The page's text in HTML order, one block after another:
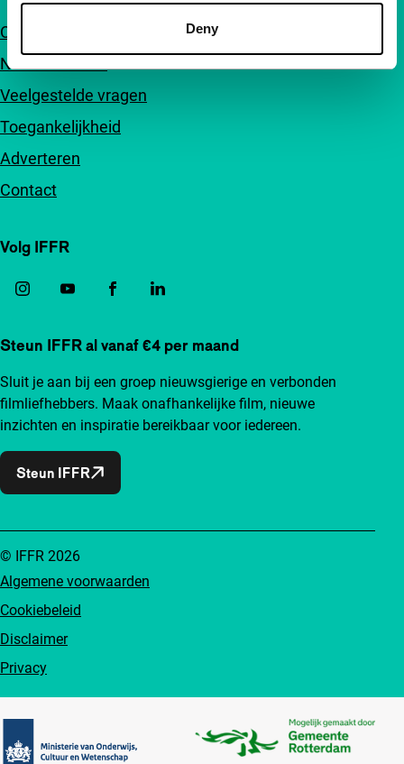
Deny
Over ons
Nieuwsbrieven
Veelgestelde vragen
Toegankelijkheid
Adverteren
Contact
Volg IFFR
Steun IFFR al vanaf €4 per maand
Sluit je aan bij een groep nieuwsgierige en verbonden
filmliefhebbers. Maak onafhankelijke film, nieuwe
inzichten en inspiratie bereikbaar voor iedereen.
Steun IFFR
Algemene voorwaarden
Cookiebeleid
Disclaimer
Privacy
© IFFR 2026